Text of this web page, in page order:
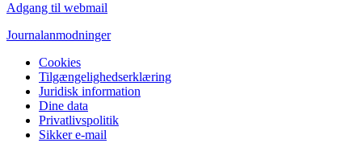
Adgang til webmail
Journalanmodninger
Cookies
Tilgængelighedserklæring
Juridisk information
Dine data
Privatlivspolitik
Sikker e-mail